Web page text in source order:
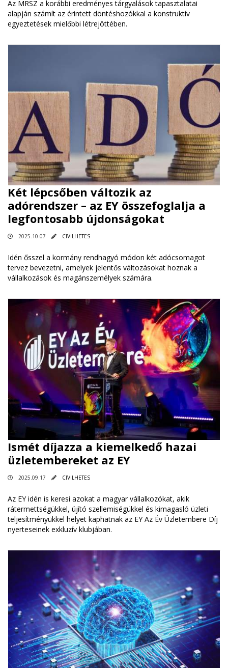
Az MRSZ a korábbi eredményes tárgyalások tapasztalatai
alapján számít az érintett döntéshozókkal a konstruktív
egyeztetések mielőbbi létrejöttében.
Két lépcsőben változik az
adórendszer – az EY összefoglalja a
legfontosabb újdonságokat
2025.10.07 CIVILHETES
Idén ősszel a kormány rendhagyó módon két adócsomagot
tervez bevezetni, amelyek jelentős változásokat hoznak a
vállalkozások és magánszemélyek számára.
Ismét díjazza a kiemelkedő hazai
üzletembereket az EY
2025.09.17 CIVILHETES
Az EY idén is keresi azokat a magyar vállalkozókat, akik
rátermettségükkel, újító szellemiségükkel és kimagasló üzleti
teljesítményükkel helyet kaphatnak az EY Az Év Üzletembere Díj
nyerteseinek exkluzív klubjában.